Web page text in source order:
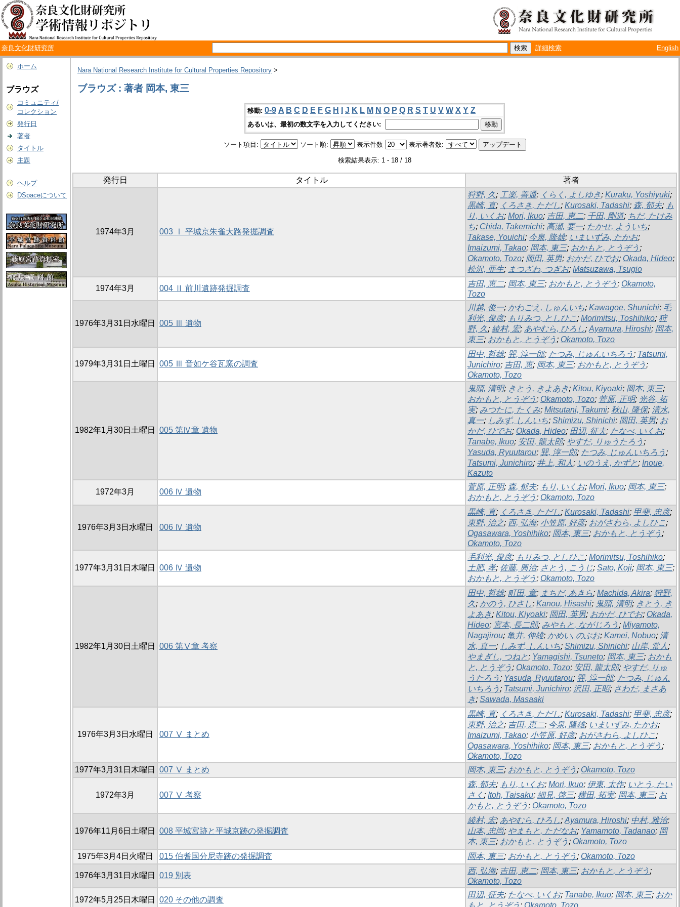
奈良文化財研究所 詳細検索 English
ホーム
ブラウズ
コミュニティ/
コレクション
発行日
著者
タイトル
主題
ヘルプ
DSpaceについて
Nara National Research Institute for Cultural Properties Repository >
ブラウズ : 著者 岡本, 東三
移動: 0-9 A B C D E F G H J K L M N O P Q R S T U V W X Y Z
あるいは、最初の数文字を入力してください:
ソート項目: ソート順: 表示件数 表示著者数:
検索結果表示: 1 - 18 / 18
発行日 タイトル 著者
1974年3月 003 Ⅰ 平城京朱雀大路発掘調査
狩野, 久; 工楽, 善通; くらく, よしゆき; Kuraku, Yoshiyuki;
黒崎, 直; くろさき, ただし; Kurosaki, Tadashi; 森, 郁夫; も
り, いくお; Mori, Ikuo; 吉田, 恵二; 千田, 剛道; ちだ, たけみ
ち; Chida, Takemichi; 高瀬, 要一; たかせ, よういち;
Takase, Youichi; 今泉, 隆雄; いまいずみ, たかお;
Imaizumi, Takao; 岡本, 東三; おかもと, とうぞう ;
Okamoto, Tozo; 岡田, 英男; おかだ, ひでお; Okada, Hideo;
松沢, 亜生; まつざわ, つぎお; Matsuzawa, Tsugio
1974年3月 004 Ⅱ 前川遺跡発掘調査
吉田, 恵二; 岡本, 東三; おかもと, とうぞう ; Okamoto,
Tozo
1976年3月31日水曜日 005 Ⅲ 遺物
川越, 俊一; かわごえ, しゅんいち; Kawagoe, Shunichi; 毛
利光, 俊彦; もりみつ, としひこ; Morimitsu, Toshihiko; 狩
野, 久; 綾村, 宏; あやむら, ひろし; Ayamura, Hiroshi; 岡本,
東三; おかもと, とうぞう ; Okamoto, Tozo
1979年3月31日土曜日 005 Ⅲ 音如ケ谷瓦窯の調査
田中, 哲雄; 巽, 淳一郎; たつみ, じゅんいちろう ; Tatsumi,
Junichiro; 吉田, 恵; 岡本, 東三; おかもと, とうぞう ;
Okamoto, Tozo
1982年1月30日土曜日 005 第Ⅳ章 遺物
鬼頭, 清明; きとう, きよあき; Kitou, Kiyoaki; 岡本, 東三;
おかもと, とうぞう ; Okamoto, Tozo; 菅原, 正明; 光谷, 拓
実; みつたに, たくみ; Mitsutani, Takumi; 秋山, 隆保; 清水,
真一; しみず, しんいち; Shimizu, Shinichi; 岡田, 英男; お
かだ, ひでお; Okada, Hideo; 田辺, 征夫; たなべ, いくお;
Tanabe, Ikuo; 安田, 龍太郎; やすだ, りゅうたろう ;
Yasuda, Ryuutarou; 巽, 淳一郎; たつみ, じゅんいちろう ;
Tatsumi, Junichiro; 井上, 和人 ; いのうえ, かずと; Inoue,
Kazuto
1972年3月 006 Ⅳ 遺物
菅原, 正明; 森, 郁夫; もり, いくお; Mori, Ikuo; 岡本, 東三;
おかもと, とうぞう ; Okamoto, Tozo
1976年3月3日水曜日 006 Ⅳ 遺物
黒崎, 直; くろさき, ただし; Kurosaki, Tadashi; 甲斐, 忠彦;
東野, 治之; 西, 弘海; 小笠原, 好彦; おがさわら, よしひこ;
Ogasawara, Yoshihiko; 岡本, 東三; おかもと, とうぞう ;
Okamoto, Tozo
1977年3月31日木曜日 006 Ⅳ 遺物
毛利光, 俊彦; もりみつ, としひこ; Morimitsu, Toshihiko;
土肥, 孝; 佐藤, 興治; さとう, こうじ; Sato, Koji; 岡本, 東三;
おかもと, とうぞう ; Okamoto, Tozo
1982年1月30日土曜日 006 第Ⅴ章 考察
田中, 哲雄; 町田, 章; まちだ, あきら; Machida, Akira; 狩野,
久; かのう, ひさし; Kanou, Hisashi; 鬼頭, 清明; きとう, き
よあき; Kitou, Kiyoaki; 岡田, 英男; おかだ, ひでお; Okada,
Hideo; 宮本, 長二郎; みやもと, ながじろう ; Miyamoto,
Nagajirou; 亀井, 伸雄; かめい, のぶお; Kamei, Nobuo; 清
水, 真一; しみず, しんいち; Shimizu, Shinichi; 山岸, 常人 ;
やまぎし, つねと; Yamagishi, Tsuneto; 岡本, 東三; おかも
と, とうぞう ; Okamoto, Tozo; 安田, 龍太郎; やすだ, りゅ
うたろう ; Yasuda, Ryuutarou; 巽, 淳一郎; たつみ, じゅん
いちろう ; Tatsumi, Junichiro; 沢田, 正昭; さわだ, まさあ
き; Sawada, Masaaki
1976年3月3日水曜日 007 Ⅴ まとめ
黒崎, 直; くろさき, ただし; Kurosaki, Tadashi; 甲斐, 忠彦;
東野, 治之; 吉田, 恵二; 今泉, 隆雄; いまいずみ, たかお;
Imaizumi, Takao; 小笠原, 好彦; おがさわら, よしひこ;
Ogasawara, Yoshihiko; 岡本, 東三; おかもと, とうぞう ;
Okamoto, Tozo
1977年3月31日木曜日
007 Ⅴ まとめ 岡本, 東三; おかもと, とうぞう ; Okamoto, Tozo
1972年3月 007 Ⅴ 考察
森, 郁夫; もり, いくお; Mori, Ikuo; 伊東, 太作; いとう, たい
さく ; Itoh, Taisaku; 細見, 啓三; 横田, 拓実; 岡本, 東三; お
かもと, とうぞう ; Okamoto, Tozo
1976年11月6日土曜日 008 平城宮跡と平城京跡の発掘調査
綾村, 宏; あやむら, ひろし; Ayamura, Hiroshi; 中村, 雅治;
山本, 忠尚; やまもと, ただなお; Yamamoto, Tadanao; 岡
本, 東三; おかもと, とうぞう ; Okamoto, Tozo
1975年3月4日火曜日
015 伯耆国分尼寺跡の発掘調査 岡本, 東三; おかもと, とうぞう ; Okamoto, Tozo
1976年3月31日水曜日 019 別表
西, 弘海; 吉田, 恵二; 岡本, 東三; おかもと, とうぞう ;
Okamoto, Tozo
1972年5月25日木曜日 020 その他の調査
田辺, 征夫; たなべ, いくお; Tanabe, Ikuo; 岡本, 東三; おか